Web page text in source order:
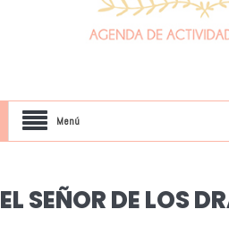
Menú
EL SEÑOR DE LOS